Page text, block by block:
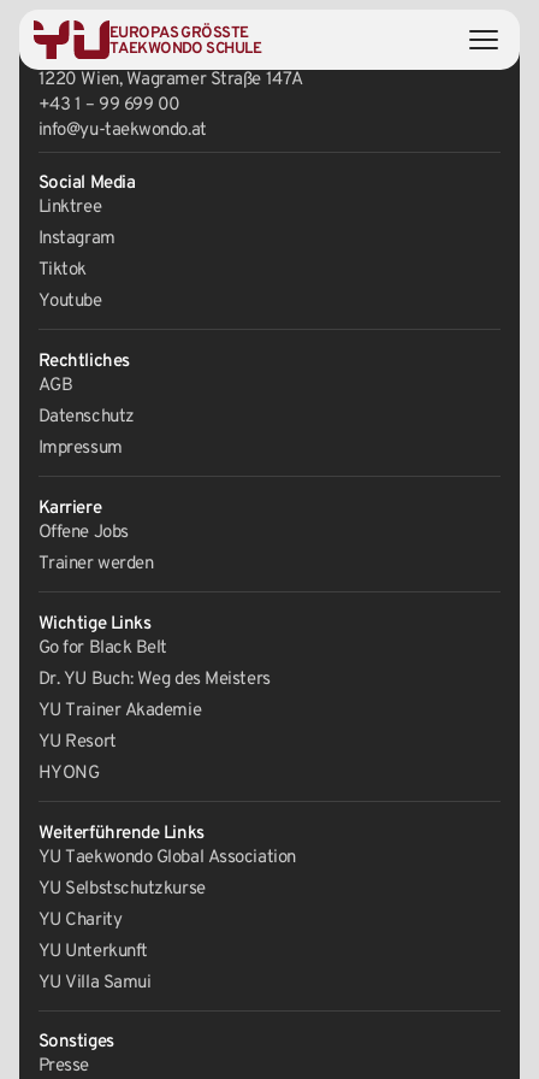
EUROPAS GRÖSSTE
TAEKWONDO SCHULE
Zentrale
1220 Wien, Wagramer Straße 147A
+43 1 – 99 699 00
info@yu-taekwondo.at
Social Media
Linktree
Instagram
Tiktok
Youtube
Rechtliches
AGB
Datenschutz
Impressum
Karriere
Offene Jobs
Trainer werden
Wichtige Links
Go for Black Belt
Dr. YU Buch: Weg des Meisters
YU Trainer Akademie
YU Resort
HYONG
Weiterführende Links
YU Taekwondo Global Association
YU Selbstschutzkurse
YU Charity
YU Unterkunft
YU Villa Samui
Sonstiges
Presse